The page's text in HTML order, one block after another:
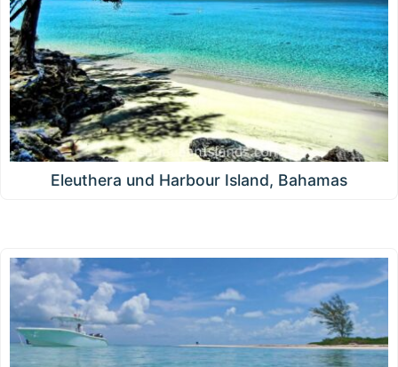
Eleuthera und Harbour Island, Bahamas